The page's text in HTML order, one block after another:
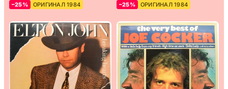
–25% ОРИГИНАЛ 1984 –25% ОРИГИНАЛ 1984